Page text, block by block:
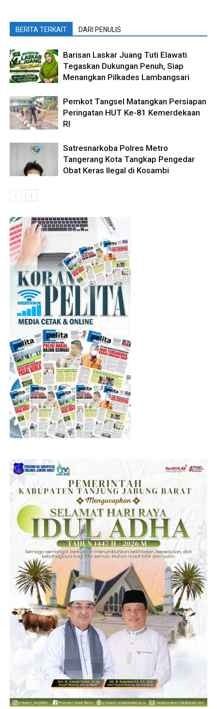
BERITA TERKAIT DARI PENULIS
Barisan Laskar Juang Tuti Elawati
Tegaskan Dukungan Penuh, Siap
Menangkan Pilkades Lambangsari
Pemkot Tangsel Matangkan Persiapan
Peringatan HUT Ke-81 Kemerdekaan
RI
Satresnarkoba Polres Metro
Tangerang Kota Tangkap Pengedar
Obat Keras Ilegal di Kosambi